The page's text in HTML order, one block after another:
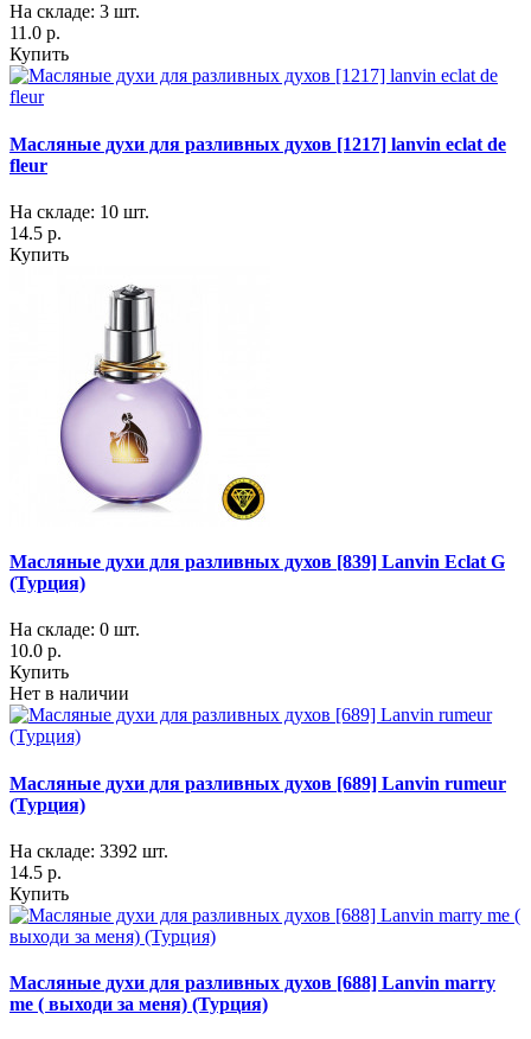
На складе: 3 шт.
11.0 р.
Купить
Масляные духи для разливных духов [1217] lanvin eclat de
fleur
На складе: 10 шт.
14.5 р.
Купить
Масляные духи для разливных духов [839] Lanvin Eclat G
(Турция)
На складе: 0 шт.
10.0 р.
Купить
Нет в наличии
Масляные духи для разливных духов [689] Lanvin rumeur
(Турция)
На складе: 3392 шт.
14.5 р.
Купить
Масляные духи для разливных духов [688] Lanvin marry
me ( выходи за меня) (Турция)